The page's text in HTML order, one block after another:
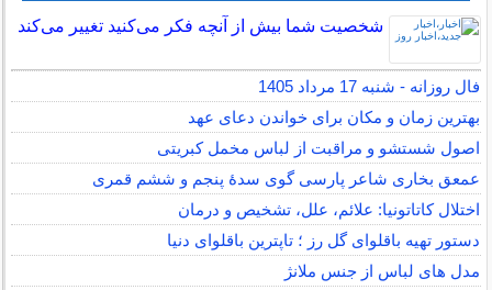
شخصیت شما بیش از آنچه فکر می‌کنید تغییر می‌کند
فال روزانه - شنبه 17 مرداد 1405
بهترین زمان و مکان برای خواندن دعای عهد
اصول شستشو و مراقبت از لباس مخمل کبریتی
عمعق بخاری شاعر پارسی گوی سدهٔ پنجم و ششم قمری
اختلال کاتاتونیا: علائم، علل، تشخیص و درمان
دستور تهیه باقلوای گل رز ؛ تاپترین باقلوای دنیا
مدل های لباس از جنس ملانژ